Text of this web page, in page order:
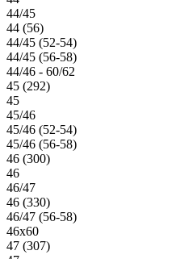
44/45
44 (56)
44/45 (52-54)
44/45 (56-58)
44/46 - 60/62
45 (292)
45
45/46
45/46 (52-54)
45/46 (56-58)
46 (300)
46
46/47
46 (330)
46/47 (56-58)
46х60
47 (307)